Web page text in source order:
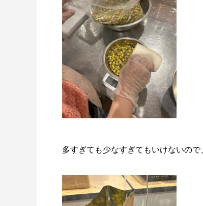
多すぎても少なすぎてもいけないの